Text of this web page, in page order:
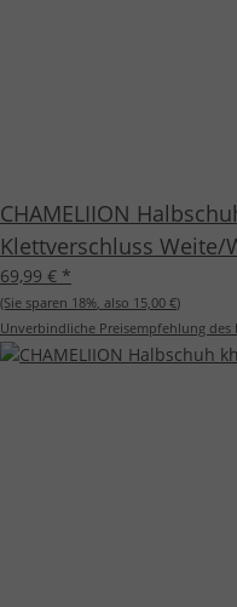
CHAMELIION
Klettverschluss Weite/
69,99 € *
(Sie sparen 18%, also 15,00 €)
Unverbindliche Preisempfehlung des